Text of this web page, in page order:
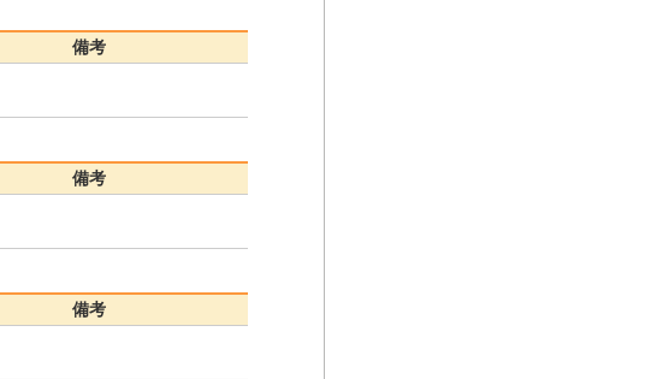
備考
備考
備考